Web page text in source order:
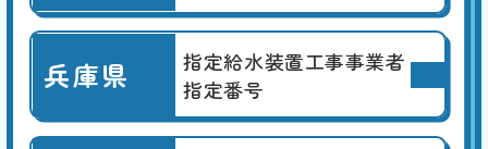
兵庫県
指定給水装置工事事業者
指定番号